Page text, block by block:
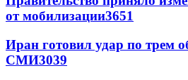
от мобилизации3651
Иран готовил удар по трем
СМИ3039